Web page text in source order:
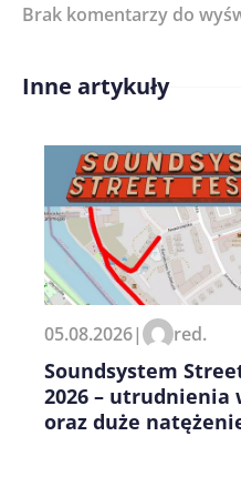
Brak komentarzy do
Inne artykuły
05.08.2026| red.
Soundsystem
2026 – utrudnienia
oraz duże